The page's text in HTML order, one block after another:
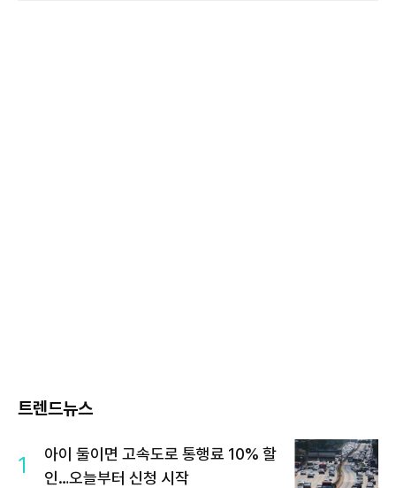
트렌드뉴스
1
아이 둘이면 고속도로 통행료 10% 할
인…오늘부터 신청 시작